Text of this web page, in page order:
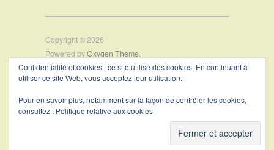
Copyright © 2026
Powered byOxygen Theme.
PRÉSENTATION
CONTACT
MENTIONS LÉGALES
Confidentialité et cookies : ce site utilise des cookies. En continuant à
utiliser ce site Web, vous acceptez leur utilisation.
Pour en savoir plus, notamment sur la façon de contrôler les cookies,
consultez : Politique relative aux cookies